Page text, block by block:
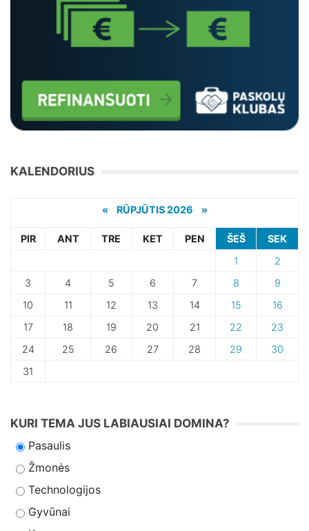
KALENDORIUS
« RŪPJŪTIS 2026 »
PIR ANT TRE KET PEN ŠEŠ
SEK
1
2
3
4 5 6 7 8
9
10
11 12 13 14 15
16
17
18 19 20 21 22
23
24
25 26 27 28 29
30
31
KURI TEMA JUS LABIAUSIAI DOMINA?
Pasaulis
Žmonės
Technologijos
Gyvūnai